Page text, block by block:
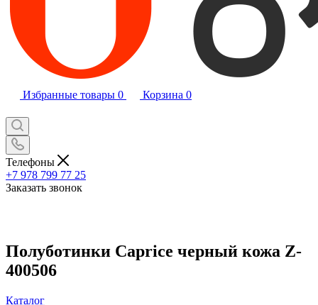
Избранные товары 0 Корзина 0
Телефоны
+7 978 799 77 25
Заказать звонок
Полуботинки Caprice черный кожа Z-
400506
Каталог